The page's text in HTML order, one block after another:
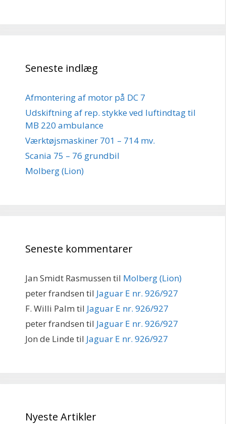
Seneste indlæg
Afmontering af motor på DC 7
Udskiftning af rep. stykke ved luftindtag til
MB 220 ambulance
Værktøjsmaskiner 701 – 714 mv.
Scania 75 – 76 grundbil
Molberg (Lion)
Seneste kommentarer
Jan Smidt Rasmussen til Molberg (Lion)
peter frandsen til Jaguar E nr. 926/927
F. Willi Palm til Jaguar E nr. 926/927
peter frandsen til Jaguar E nr. 926/927
Jon de Linde til Jaguar E nr. 926/927
Nyeste Artikler